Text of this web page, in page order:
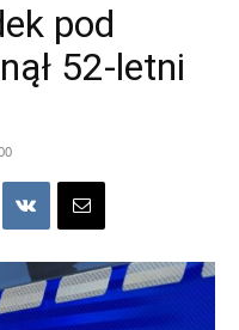
pod
52-letni